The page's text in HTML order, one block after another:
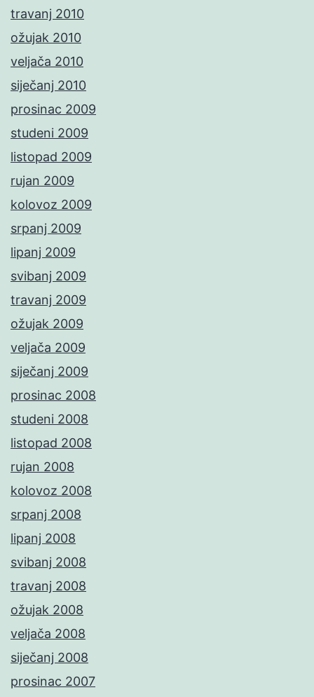
travanj 2010
ožujak 2010
veljača 2010
siječanj 2010
prosinac 2009
studeni 2009
listopad 2009
rujan 2009
kolovoz 2009
srpanj 2009
lipanj 2009
svibanj 2009
travanj 2009
ožujak 2009
veljača 2009
siječanj 2009
prosinac 2008
studeni 2008
listopad 2008
rujan 2008
kolovoz 2008
srpanj 2008
lipanj 2008
svibanj 2008
travanj 2008
ožujak 2008
veljača 2008
siječanj 2008
prosinac 2007